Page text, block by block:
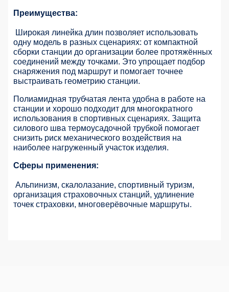
Преимущества:
Широкая линейка длин позволяет использовать
одну модель в разных сценариях: от компактной
сборки станции до организации более протяжённых
соединений между точками. Это упрощает подбор
снаряжения под маршрут и помогает точнее
выстраивать геометрию станции.
Полиамидная трубчатая лента удобна в работе на
станции и хорошо подходит для многократного
использования в спортивных сценариях. Защита
силового шва термоусадочной трубкой помогает
снизить риск механического воздействия на
наиболее нагруженный участок изделия.
Сферы применения:
Альпинизм, скалолазание, спортивный туризм,
организация страховочных станций, удлинение
точек страховки, многоверёвочные маршруты.